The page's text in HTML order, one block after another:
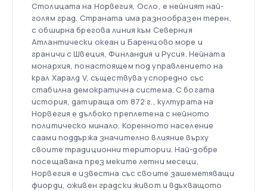
Столицата на Норвегия, Осло, е нейният най-
голям град. Страната има разнообразен терен,
с обширна брегова линия към Северния
Атлантически океан и Баренцово море и
граничи с Швеция, Финландия и Русия. Нейната
монархия, понастоящем под управлението на
крал Харалд V, съществува успоредно със
стабилна демократична система. С богата
история, датираща от 872 г., културата на
Норвегия е дълбоко преплетена с нейното
политическо минало. Коренното население
саами поддържа значително влияние върху
своите традиционни територии. Най-добре
посещавана през меките летни месеци,
Норвегия е известна със своите зашеметяващи
фиорди, оживен градски живот и вдъхващото